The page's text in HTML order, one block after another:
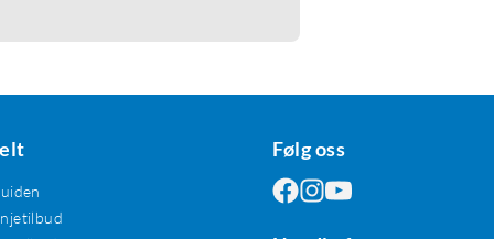
Følg oss